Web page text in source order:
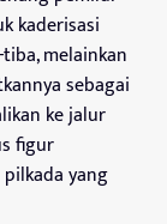
kaderisasi
melainkan
sebagai
ke jalur
figur
yang